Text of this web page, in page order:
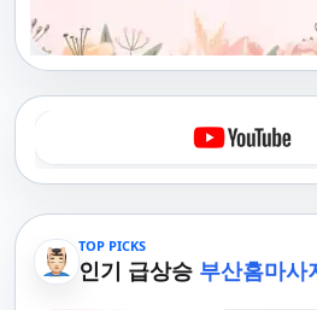
TOP PICKS
인기 급상승 부산홈마사